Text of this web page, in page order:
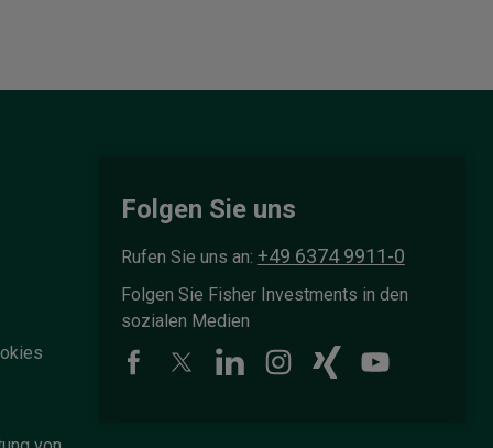
Folgen Sie uns
Rufen Sie uns an: +49 6374 9911-0
Folgen Sie Fisher Investments in den
sozialen Medien